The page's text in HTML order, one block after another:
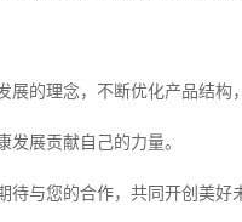
的理念，不断优化产品结构
展贡献自己的力量。
与您的合作，共同开创美好